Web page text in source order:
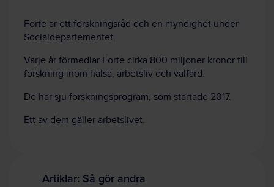
Forte är ett forskningsråd och en myndighet under
Socialdepartementet.
Varje år förmedlar Forte cirka 800 miljoner kronor till
forskning inom hälsa, arbetsliv och välfärd.
De har sju forskningsprogram, som startade 2017.
Ett av dem gäller arbetslivet.
Artiklar: Så gör andra